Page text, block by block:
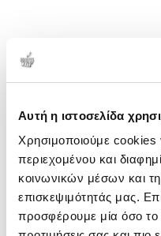
Αυτή η ιστοσελίδα
Χρησιμοποιούμε cookies
περιεχομένου και
κοινωνικών μέσων και
επισκεψιμότητάς μας.
προσφέρουμε μία όσο το